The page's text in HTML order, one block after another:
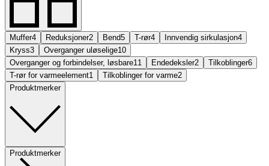
Muffer4 Reduksjoner2 Bend5 T-rør4 Innvendig sirkulasjon4
Kryss3 Overganger uløselige10
Overganger og forbindelser, løsbare11 Endedeksler2 Tilkoblinger6
T-rør for varmeelement1 Tilkoblinger for varme2
Produktmerker
Produktmerker